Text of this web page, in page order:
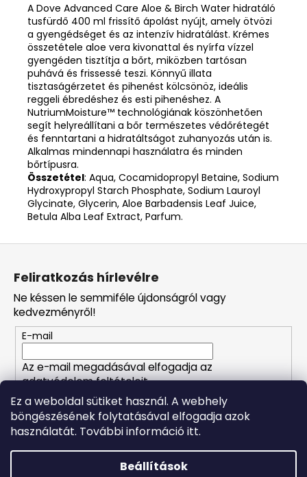
Ez a weboldal sütiket használ. A webhely
böngészésének folytatásával elfogadja azok
használatát. További információ itt.
Beállítások
A Dove Advanced Care Aloe & Birch Water hidratáló
tusfürdő 400 ml frissítő ápolást nyújt, amely ötvözi
a gyengédséget és az intenzív hidratálást. Krémes
összetétele aloe vera kivonattal és nyírfa vízzel
gyengéden tisztítja a bőrt, miközben tartósan
puhává és frissessé teszi. Könnyű illata
tisztaságérzetet és pihenést kölcsönöz, ideális
reggeli ébredéshez és esti pihenéshez. A
NutriumMoisture™ technológiának köszönhetően
segít helyreállítani a bőr természetes védőrétegét
és fenntartani a hidratáltságot zuhanyozás után is.
Alkalmas mindennapi használatra és minden
bőrtípusra.
Összetétel: Aqua, Cocamidopropyl Betaine, Sodium
Hydroxypropyl Starch Phosphate, Sodium Lauroyl
Glycinate, Glycerin, Aloe Barbadensis Leaf Juice,
Betula Alba Leaf Extract, Parfum.
L
Feliratkozás hírlevélre
Ne késsen le semmiféle újdonságról vagy
kedvezményről!
E-mail
Az e-mail megadásával elfogadja az
adatvédelem feltételeit.
FELIRATKOZÁS